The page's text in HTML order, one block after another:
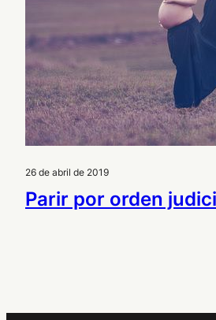
26 de abril de 2019
Parir por orden